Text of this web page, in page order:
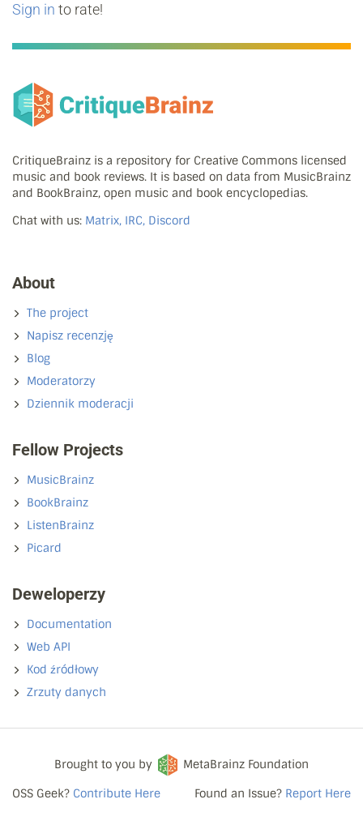
Sign in to rate!
CritiqueBrainz is a repository for Creative Commons licensed
music and book reviews. It is based on data from MusicBrainz
and BookBrainz, open music and book encyclopedias.
Chat with us: Matrix, IRC, Discord
About
The project
Napisz recenzję
Blog
Moderatorzy
Dziennik moderacji
Fellow Projects
MusicBrainz
BookBrainz
ListenBrainz
Picard
Deweloperzy
Documentation
Web API
Kod źródłowy
Zrzuty danych
OSS Geek? Contribute Here
Brought to you by
MetaBrainz Foundation
Found an Issue? Report Here